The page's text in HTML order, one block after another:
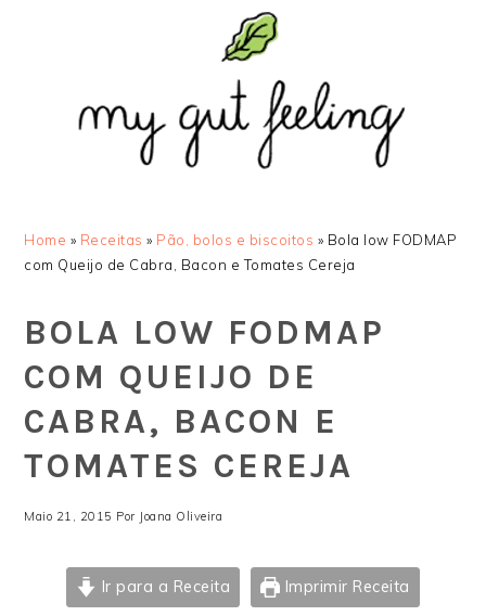
Home » Receitas » Pão, bolos e biscoitos » Bola low FODMAP
com Queijo de Cabra, Bacon e Tomates Cereja
BOLA LOW FODMAP
COM QUEIJO DE
CABRA, BACON E
TOMATES CEREJA
Maio 21, 2015 Por Joana Oliveira
Ir para a Receita Imprimir Receita